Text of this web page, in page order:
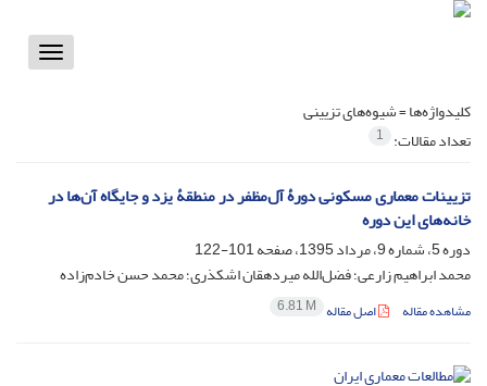
Toggle
کلیدواژه‌ها =شیوه‌های تزیینی
تعداد مقالات: 1
تزیینات معماری مسکونی دورۀ آل‌مظفر در منطقۀ یزد و جایگاه آن‌ها در
خانه‌های این دوره
دوره 5، شماره 9، مرداد 1395، صفحه
101-122
محمد ابراهیم زارعی؛ فضل‌الله میردهقان اشکذری؛ محمد حسن خادم‌زاده
مشاهده مقاله اصل مقاله 6.81 M